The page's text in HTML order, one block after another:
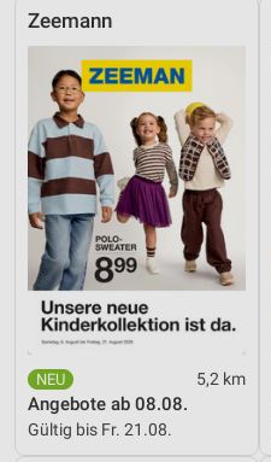
Zeemann
5,2 km
Angebote ab 08.08.
Gültig bis Fr. 21.08.